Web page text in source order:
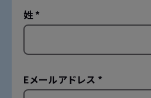
姓 *
Eメールアドレス *